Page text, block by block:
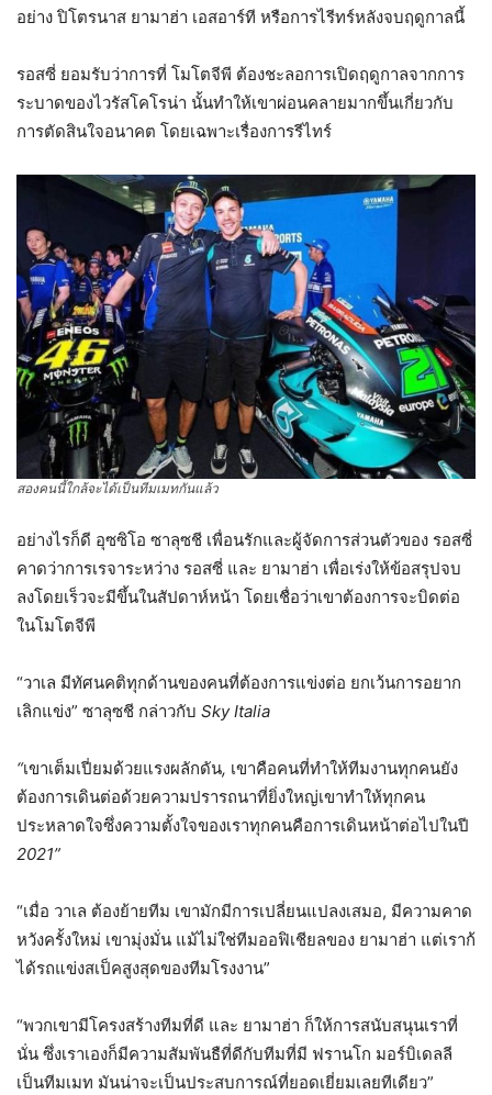
อย่าง ปิโตรนาส ยามาฮ่า เอสอาร์ที หรือการไรีทร์หลังจบฤดูกาลนี้
รอสซี่ ยอมรับว่าการที่ โมโตจีพี ต้องชะลอการเปิดฤดูกาลจากการ
ระบาดของไวรัสโคโรน่า นั้นทำให้เขาผ่อนคลายมากขึ้นเกี่ยวกับ
การตัดสินใจอนาคต โดยเฉพาะเรื่องการรีไทร์
สองคนนี้ใกล้จะได้เป็นทีมเมทกันแล้ว
อย่างไรก็ดี อุซซิโอ ซาลุซชี เพื่อนรักและผู้จัดการส่วนตัวของ รอสซี่
คาดว่าการเรจาระหว่าง รอสซี่ และ ยามาฮ่า เพื่อเร่งให้ข้อสรุปจบ
ลงโดยเร็วจะมีขึ้นในสัปดาห์หน้า โดยเชื่อว่าเขาต้องการจะบิดต่อ
ในโมโตจีพี
“วาเล มีทัศนคติทุกด้านของคนที่ต้องการแข่งต่อ ยกเว้นการอยาก
เลิกแข่ง” ซาลุซชี กล่าวกับ Sky Italia
“เขาเต็มเปี่ยมด้วยแรงผลักดัน, เขาคือคนที่ทำให้ทีมงานทุกคนยัง
ต้องการเดินต่อด้วยความปรารถนาที่ยิ่งใหญ่เขาทำให้ทุกคน
ประหลาดใจซึ่งความตั้งใจของเราทุกคนคือการเดินหน้าต่อไปในปี
2021”
“เมื่อ วาเล ต้องย้ายทีม เขามักมีการเปลี่ยนแปลงเสมอ, มีความคาด
หวังครั้งใหม่ เขามุ่งมั่น แม้ไม่ใช่ทีมออฟิเชียลของ ยามาฮ่า แต่เราก้
ได้รถแข่งสเป็คสูงสุดของทีมโรงงาน”
“พวกเขามีโครงสร้างทีมที่ดี และ ยามาฮ่า ก็ให้การสนับสนุนเราที่
นั่น ซึ่งเราเองก็มีความสัมพันธืที่ดีกับทีมที่มี ฟรานโก มอร์บิเดลลี
เป็นทีมเมท มันน่าจะเป็นประสบการณ์ที่ยอดเยี่ยมเลยทีเดียว”